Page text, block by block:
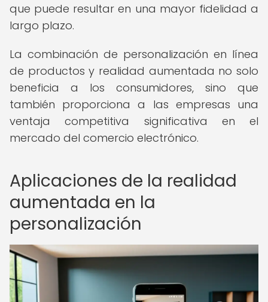
que puede resultar en una mayor fidelidad a
largo plazo.
La combinación de personalización en línea
de productos y realidad aumentada no solo
beneficia a los consumidores, sino que
también proporciona a las empresas una
ventaja competitiva significativa en el
mercado del comercio electrónico.
Aplicaciones de la realidad
aumentada en la
personalización